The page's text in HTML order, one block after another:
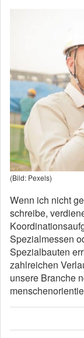
(Bild: Pexels)
Wenn ich nicht
schreibe,
Spezialmessen
Spezialbauten
zahlreichen
unsere Branche